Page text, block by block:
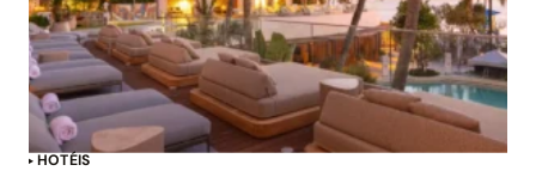
HOTÉIS